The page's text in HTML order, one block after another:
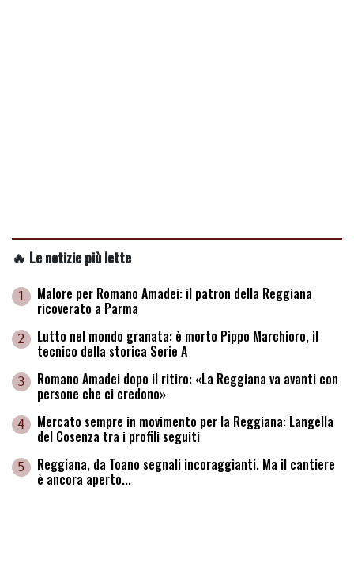
🔥 Le notizie più lette
1 Malore per Romano Amadei: il patron della Reggiana
ricoverato a Parma
2 Lutto nel mondo granata: è morto Pippo Marchioro, il
tecnico della storica Serie A
3 Romano Amadei dopo il ritiro: «La Reggiana va avanti con
persone che ci credono»
4 Mercato sempre in movimento per la Reggiana: Langella
del Cosenza tra i profili seguiti
5 Reggiana, da Toano segnali incoraggianti. Ma il cantiere
è ancora aperto...